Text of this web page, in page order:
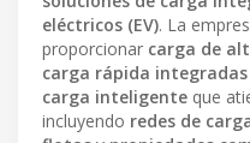
eléctricos (EV). La
proporcionar carga de
carga rápida
carga inteligente que
incluyendo redes de